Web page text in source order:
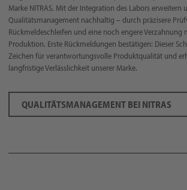
Marke NITRAS. Mit der Integration des Labors erweitern
Qualitätsmanagement nachhaltig – durch präzisere
Rückmeldeschleifen und eine noch engere
Produktion. Erste Rückmeldungen bestätigen: Dieser
Zeichen für verantwortungsvolle Produktqualität und
langfristige Verlässlichkeit unserer Marke.
QUALITÄTSMANAGEMENT BEI NITRAS